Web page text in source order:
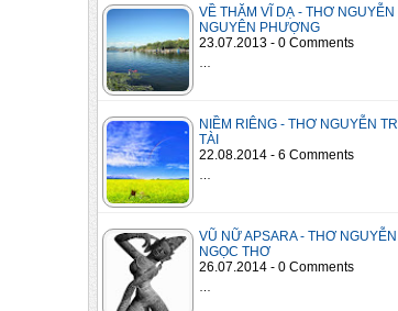
VỀ THĂM VĨ DẠ - THƠ NGUYỄN
NGUYÊN PHƯỢNG
23.07.2013 - 0 Comments
NIỀM RIÊNG - THƠ NGUYỄN TRÍ
TÀI
22.08.2014 - 6 Comments
VŨ NỮ APSARA - THƠ NGUYỄN
NGỌC THƠ
26.07.2014 - 0 Comments